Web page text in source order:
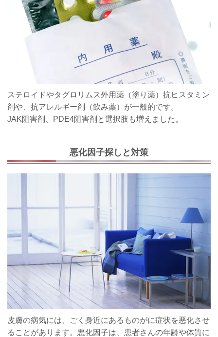
ステロイドやタグロリムス外用薬（塗り薬）抗ヒスタミン
剤や、抗アレルギー剤（飲み薬）が一般的です。
JAK阻害剤、PDE4阻害剤と選択肢も増えました。
悪化因子探しと対策
皮膚の病気には、ごく身近にあるものがに症状を悪化させ
ることがあります。悪化因子は、患者さんの年齢や体質に